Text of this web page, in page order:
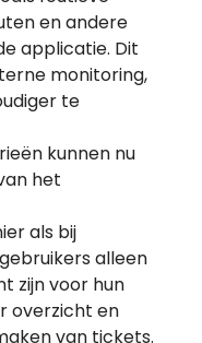
en andere
applicatie. Dit
monitoring,
te
kunnen nu
het
als bij
alleen
zijn voor hun
overzicht en
van tickets.